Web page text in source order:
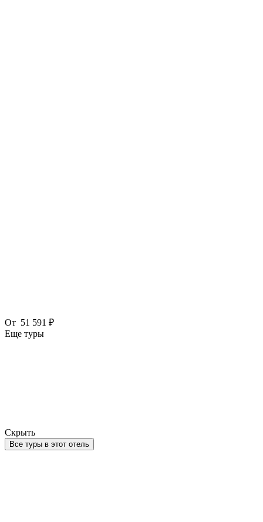
От 51 591 ₽
Еще туры
Скрыть
Все туры в этот отель